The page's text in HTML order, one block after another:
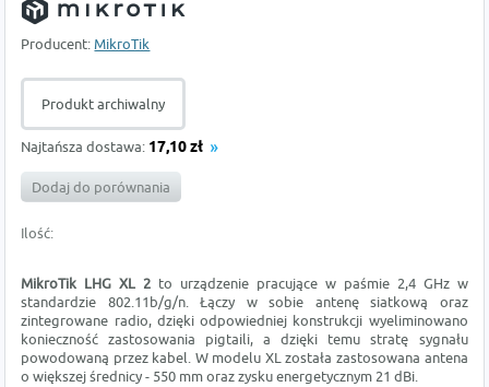
Producent: MikroTik
Produkt archiwalny
Najtańsza dostawa: 17,10 zł
Dodaj do porównania
Ilość:
MikroTik LHG XL 2 to urządzenie pracujące w paśmie 2,4 GHz w
standardzie 802.11b/g/n. Łączy w sobie antenę siatkową oraz
zintegrowane radio, dzięki odpowiedniej konstrukcji wyeliminowano
konieczność zastosowania pigtaili, a dzięki temu stratę sygnału
powodowaną przez kabel. W modelu XL została zastosowana antena
o większej średnicy - 550 mm oraz zysku energetycznym 21 dBi.